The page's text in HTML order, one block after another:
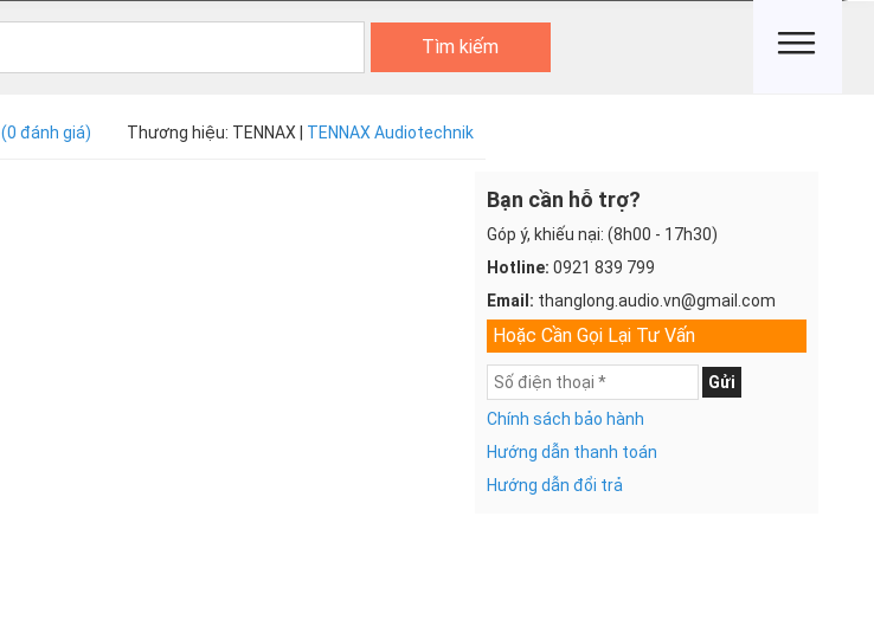
Tìm kiếm
(0 đánh giá) Thương hiệu: TENNAX | TENNAX Audiotechnik
Bạn cần hỗ trợ?
Góp ý, khiếu nại: (8h00 - 17h30)
Hotline: 0921 839 799
Email: thanglong.audio.vn@gmail.com
Hoặc Cần Gọi Lại Tư Vấn
Gửi
Chính sách bảo hành
Hướng dẫn thanh toán
Hướng dẫn đổi trả